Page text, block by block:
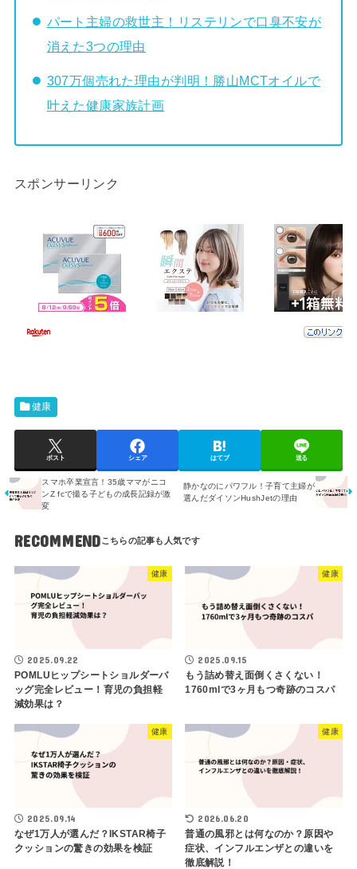
パート主婦の救世主！リステリンで口臭不安が
消えた3つの理由
307万個売れた理由が判明！勝山MCTオイルで
叶えた健康家族計画
スポンサーリンク
健康
ポスト シェア はてブ 送る
スマホ卒業宣言！35歳ママがニコ
ンZ fcで撮る子どもの成長記録が激
変
静かなのにパワフル！子育て主婦が
選んだダイソンHushJetの理由
RECOMMEND
健康
2025.09.22
POMLUヒップシートショルダーバ
ッグ完全レビュー！育児の負担軽
減効果は？
健康
2025.09.15
もう詰め替え面倒くさくない！
1760mlで3ヶ月もつ奇跡のコスパ
健康
2025.09.14
なぜ1万人が選んだ？IKSTAR椅子
クッションの驚きの効果を検証
健康
2026.06.20
普通の風邪とは何なのか？原因や
症状、インフルエンザとの違いを
徹底解説！